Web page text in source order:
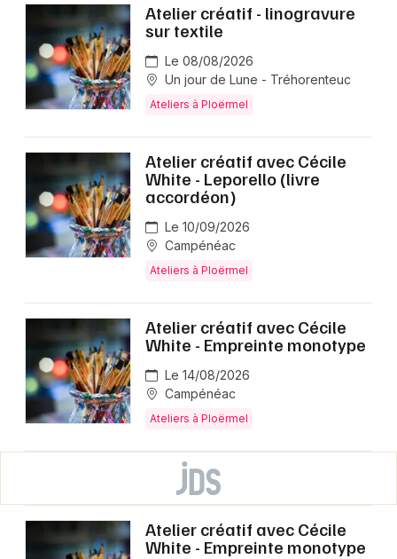
Atelier créatif - linogravure
sur textile
Le 08/08/2026
Un jour de Lune - Tréhorenteuc
Ateliers à Ploërmel
Atelier créatif avec Cécile
White - Leporello (livre
accordéon)
Le 10/09/2026
Campénéac
Ateliers à Ploërmel
Atelier créatif avec Cécile
White - Empreinte monotype
Le 14/08/2026
Campénéac
Ateliers à Ploërmel
Atelier créatif avec Cécile
White - Empreinte monotype